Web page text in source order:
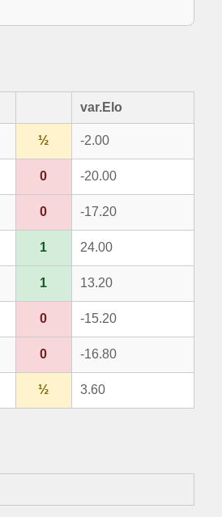
var.Elo
½ -2.00
0 -20.00
0 -17.20
1 24.00
1 13.20
0 -15.20
0 -16.80
½ 3.60